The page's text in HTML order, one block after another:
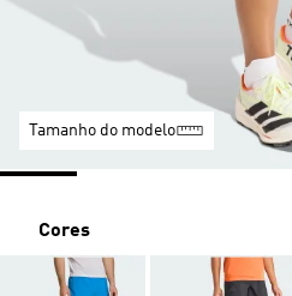
Tamanho do modelo
Cores